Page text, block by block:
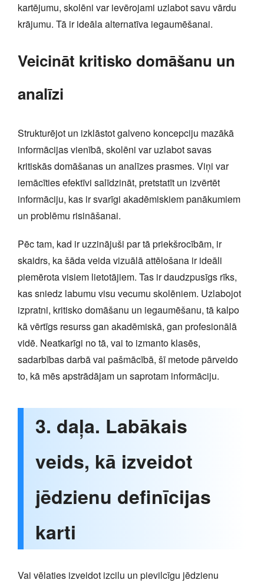
kartējumu, skolēni var ievērojami uzlabot savu vārdu
krājumu. Tā ir ideāla alternatīva iegaumēšanai.
Veicināt kritisko domāšanu un
analīzi
Strukturējot un izklāstot galveno koncepciju mazākā
informācijas vienībā, skolēni var uzlabot savas
kritiskās domāšanas un analīzes prasmes. Viņi var
iemācīties efektīvi salīdzināt, pretstatīt un izvērtēt
informāciju, kas ir svarīgi akadēmiskiem panākumiem
un problēmu risināšanai.
Pēc tam, kad ir uzzinājuši par tā priekšrocībām, ir
skaidrs, ka šāda veida vizuālā attēlošana ir ideāli
piemērota visiem lietotājiem. Tas ir daudzpusīgs rīks,
kas sniedz labumu visu vecumu skolēniem. Uzlabojot
izpratni, kritisko domāšanu un iegaumēšanu, tā kalpo
kā vērtīgs resurss gan akadēmiskā, gan profesionālā
vidē. Neatkarīgi no tā, vai to izmanto klasēs,
sadarbības darbā vai pašmācībā, šī metode pārveido
to, kā mēs apstrādājam un saprotam informāciju.
3. daļa. Labākais
veids, kā izveidot
jēdzienu definīcijas
karti
Vai vēlaties izveidot izcilu un pievilcīgu jēdzienu